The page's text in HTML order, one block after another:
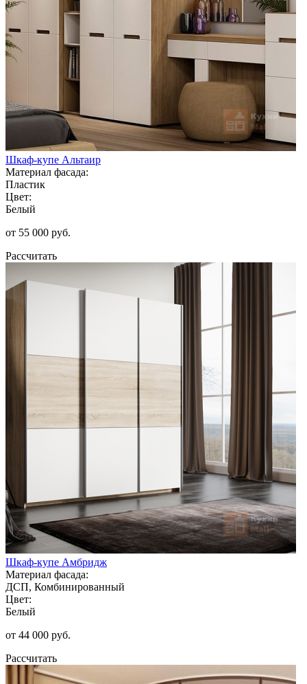
Шкаф-купе Альтаир
Материал фасада:
Пластик
Цвет:
Белый
от 55 000 руб.
Рассчитать
Шкаф-купе Амбридж
Материал фасада:
ДСП, Комбинированный
Цвет:
Белый
от 44 000 руб.
Рассчитать